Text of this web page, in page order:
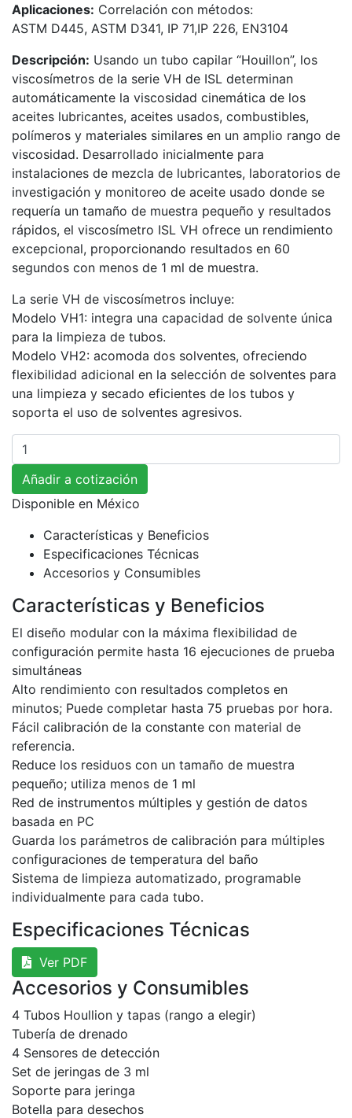
Aplicaciones: Correlación con métodos:
ASTM D445, ASTM D341, IP 71,IP 226, EN3104
Descripción: Usando un tubo capilar “Houillon”, los
viscosímetros de la serie VH de ISL determinan
automáticamente la viscosidad cinemática de los
aceites lubricantes, aceites usados, combustibles,
polímeros y materiales similares en un amplio rango de
viscosidad. Desarrollado inicialmente para
instalaciones de mezcla de lubricantes, laboratorios de
investigación y monitoreo de aceite usado donde se
requería un tamaño de muestra pequeño y resultados
rápidos, el viscosímetro ISL VH ofrece un rendimiento
excepcional, proporcionando resultados en 60
segundos con menos de 1 ml de muestra.
La serie VH de viscosímetros incluye:
Modelo VH1: integra una capacidad de solvente única
para la limpieza de tubos.
Modelo VH2: acomoda dos solventes, ofreciendo
flexibilidad adicional en la selección de solventes para
una limpieza y secado eficientes de los tubos y
soporta el uso de solventes agresivos.
Cantidad
Añadir a cotización
Disponible en México
Características y Beneficios
Especificaciones Técnicas
Accesorios y Consumibles
Características y Beneficios
El diseño modular con la máxima flexibilidad de
configuración permite hasta 16 ejecuciones de prueba
simultáneas
Alto rendimiento con resultados completos en
minutos; Puede completar hasta 75 pruebas por hora.
Fácil calibración de la constante con material de
referencia.
Reduce los residuos con un tamaño de muestra
pequeño; utiliza menos de 1 ml
Red de instrumentos múltiples y gestión de datos
basada en PC
Guarda los parámetros de calibración para múltiples
configuraciones de temperatura del baño
Sistema de limpieza automatizado, programable
individualmente para cada tubo.
Especificaciones Técnicas
Ver PDF
Accesorios y Consumibles
4 Tubos Houllion y tapas (rango a elegir)
Tubería de drenado
4 Sensores de detección
Set de jeringas de 3 ml
Soporte para jeringa
Botella para desechos